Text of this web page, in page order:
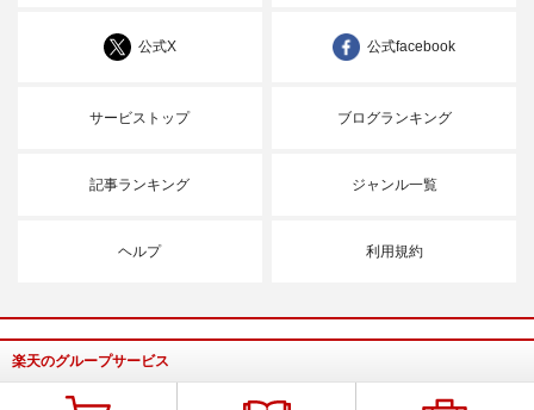
公式X 公式facebook
サービストップ ブログランキング
記事ランキング ジャンル一覧
ヘルプ 利用規約
楽天のグループサービス